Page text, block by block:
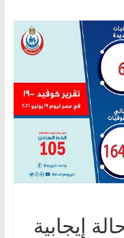
تسجيل 59 حالة إيجابية